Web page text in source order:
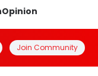
Opinion
Join Community